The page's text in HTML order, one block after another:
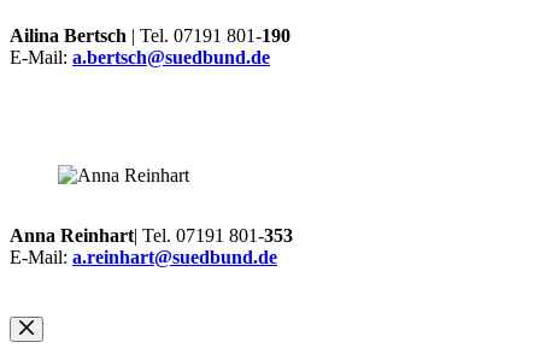
Ailina Bertsch | Tel. 07191 801-190
E-Mail: a.bertsch@suedbund.de
Anna Reinhart| Tel. 07191 801-353
E-Mail: a.reinhart@suedbund.de